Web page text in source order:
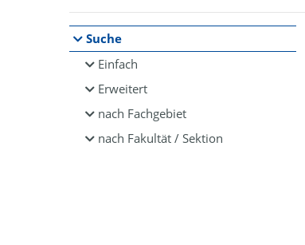
Suche
Einfach
Erweitert
nach Fachgebiet
nach Fakultät / Sektion